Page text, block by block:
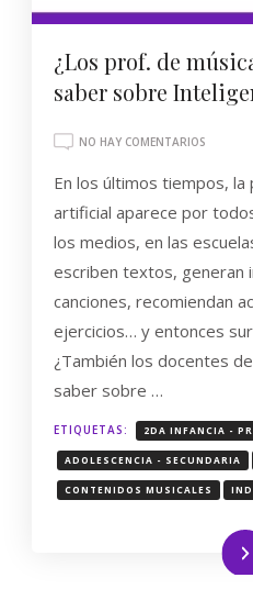
¿Los prof. de
saber sobre
NO HAY COMENTARIOS
PROF.
MÚSICA
SABER
SOBRE
En los últimos tiempos, la
artificial aparece por
los medios, en las
escriben textos, generan
canciones, recomiendan
ejercicios… y entonces
¿También los docentes
saber sobre …
ETIQUETAS: 2DA INFANCIA -
ADOLESCENCIA - SECUNDARIA
CONTENIDOS MUSICALES
Leer más